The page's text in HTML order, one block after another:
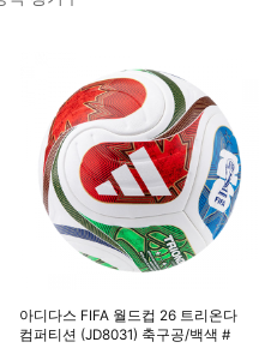
아디다스 FIFA 월드컵 26 트리온다
컴퍼티션 (JD8031) 축구공/백색 #